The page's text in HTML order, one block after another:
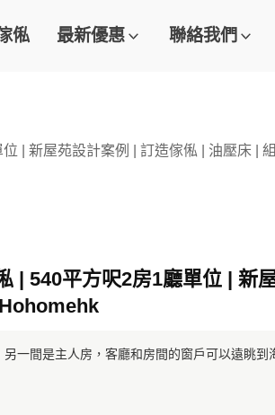
俬 最新優惠 聯絡我們
| 新屋苑設計案例 | 訂造傢俬 | 油壓床 |
| 540平方呎2房1廳單位 | 新
一間是主人房，客廳和房間的窗戶可以遠眺到